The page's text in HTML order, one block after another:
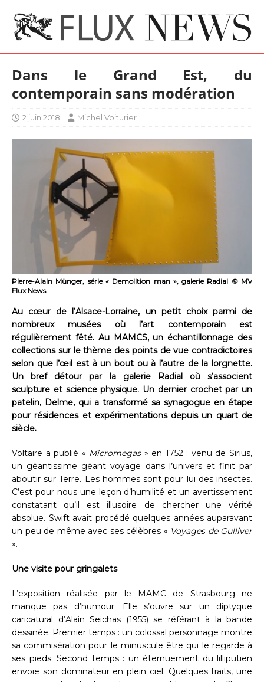
Dans le Grand Est, du
contemporain sans modération
2 juin 2018 Michel Voiturier
Pierre-Alain Münger, série « Demolition man », galerie Radial © MV
Flux News
Au cœur de l’Alsace-Lorraine, un petit choix parmi de
nombreux musées où l’art contemporain est
régulièrement fêté. Au MAMCS, un échantillonnage des
collections sur le thème des points de vue contradictoires
selon que l’œil est à un bout ou à l’autre de la lorgnette.
Un bref détour par la galerie Radial où s’associent
sculpture et science physique. Un dernier crochet par un
patelin, Delme, qui a transformé sa synagogue en étape
pour résidences et expérimentations depuis un quart de
siècle.
Voltaire a publié « Micromegas» en 1752 : venu de Sirius,
un géantissime géant voyage dans l’univers et finit par
aboutir sur Terre. Les hommes sont pour lui des insectes.
C’est pour nous une leçon d’humilité et un avertissement
constatant qu’il est illusoire de chercher une vérité
absolue. Swift avait procédé quelques années auparavant
un peu de même avec ses célèbres « Voyages de Gulliver
».
Une visite pour gringalets
L’exposition réalisée par le MAMC de Strasbourg ne
manque pas d’humour. Elle s’ouvre sur un diptyque
caricatural d’Alain Seichas (1955) se référant à la bande
dessinée. Premier temps : un colossal personnage montre
sa commisération pour le minuscule être qui le regarde à
ses pieds. Second temps : un éternuement du lilliputien
envoie son dominateur en plein ciel. Quelques traits, une